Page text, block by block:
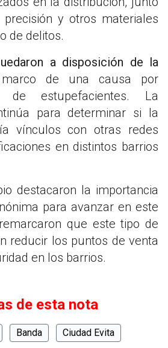
y otros materiales
de delitos.
a disposición de la
de una causa por
de estupefacientes. La
para determinar si la
vínculos con otras redes
en distintos barrios
destacaron la importancia
para avanzar en este
que este tipo de
reducir los puntos de venta
en los barrios.
de esta nota
Banda Ciudad Evita